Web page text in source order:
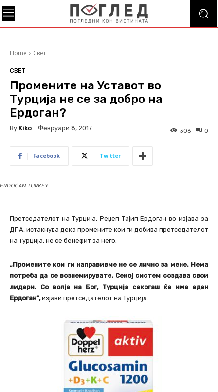
Home Свет
СВЕТ
Промените на Уставот во
Турција не се за добро на
Ердоган?
By Kiko Февруари 8, 2017 0
306
Facebook Twitter
ERDOGAN TURKEY
Претседателот на Турција, Реџеп Тајип Ердоган во изјава за
ДПА, истакнува дека промените кои ги добива претседателот
на Турција, не се бенефит за него.
„Промените кои ги направивме не се лично за мене. Нема
потреба да се вознемирувате. Секој систем создава свои
лидери. Со волја на Бог, Турција секогаш ќе има еден
Ердоган“,изјави претседателот на Турција.